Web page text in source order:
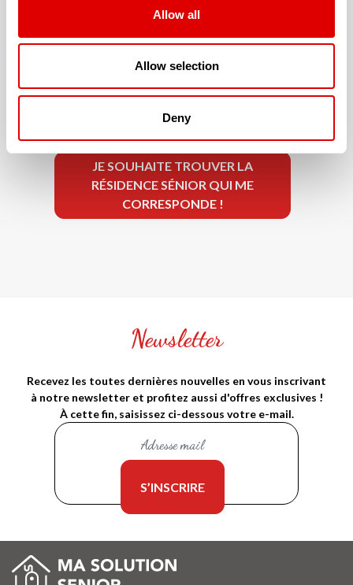
Allow all
Allow selection
Deny
JE SOUHAITE TROUVER LA
RÉSIDENCE SÉNIOR QUI ME
CORRESPONDE !
Newsletter
Recevez les toutes dernières nouvelles en vous inscrivant
à notre newsletter et profitez aussi d'offres exclusives !
À cette fin, saisissez ci-dessous votre e-mail.